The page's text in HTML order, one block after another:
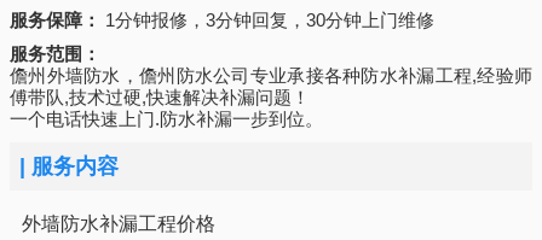
服务保障：
1分钟报修，3分钟回复，30分钟上门维修
服务范围：
儋州外墙防水，儋州防水公司专业承接各种防水补漏工程,经验师
傅带队,技术过硬,快速解决补漏问题！
一个电话快速上门.防水补漏一步到位。
| 服务内容
外墙防水补漏工程价格